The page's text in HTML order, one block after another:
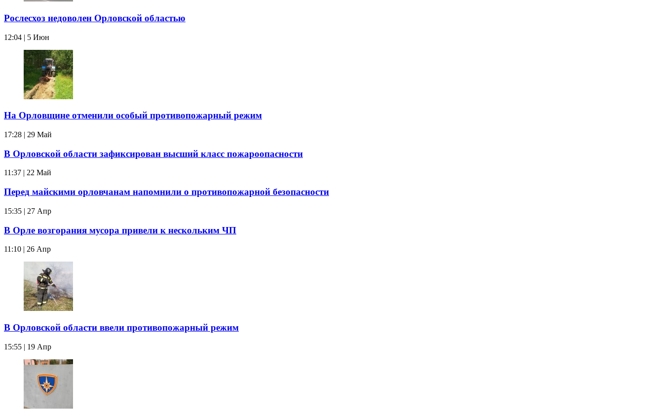
Рослесхоз недоволен Орловской областью
12:04 | 5 Июн
На Орловщине отменили особый противопожарный режим
17:28 | 29 Май
В Орловской области зафиксирован высший класс пожароопасности
11:37 | 22 Май
Перед майскими орловчанам напомнили о противопожарной безопасности
15:35 | 27 Апр
В Орле возгорания мусора привели к нескольким ЧП
11:10 | 26 Апр
В Орловской области ввели противопожарный режим
15:55 | 19 Апр